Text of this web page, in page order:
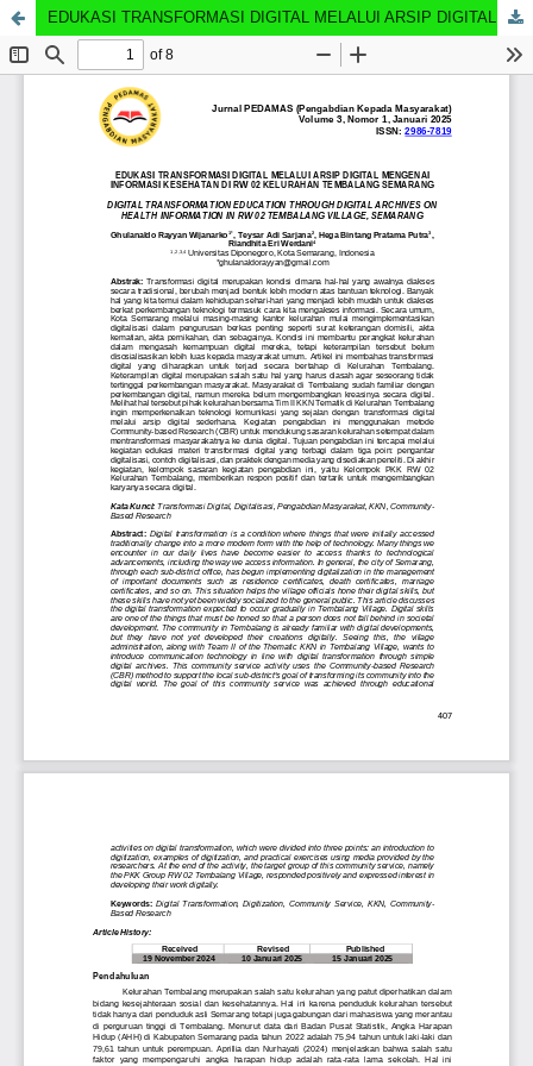
EDUKASI TRANSFORMASI DIGITAL MELALUI ARSIP DIGITAL MENGENAI INFORMASI KESEHATAN DI RW 02 KELURAHAN TEMBALANG SEMARANG